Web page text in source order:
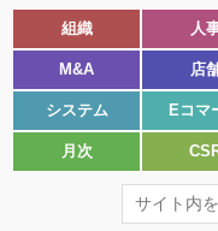
組織 人
M&A 店
システム Eコマ
月次